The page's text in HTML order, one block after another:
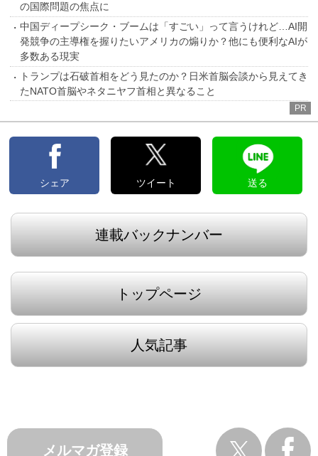
の国際問題の焦点に
中国ディープシーク・ブームは「すごい」って言うけれど…AI開
発競争の主導権を握りたいアメリカの煽りか？他にも便利なAIが
多数ある現実
トランプは石破首相をどう見たのか？日米首脳会談から見えてき
たNATO首脳やネタニヤフ首相と異なること
PR
シェア ツイート 送る
連載バックナンバー
トップページ
人気記事
メルマガ登録